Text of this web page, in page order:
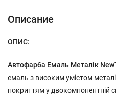
Описание
ОПИС:
Автофарба Емаль Металік
емаль з високим умістом
покриттям у двокомпонентній